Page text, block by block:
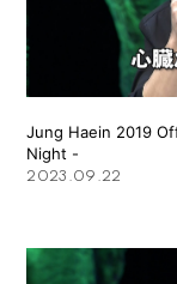
Jung Haein 2019
Night -
2023.09.22